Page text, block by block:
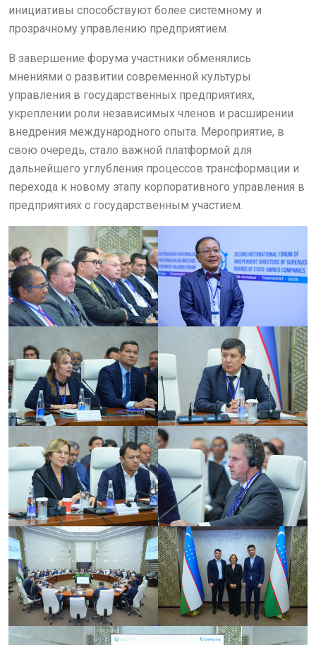
инициативы способствуют более системному и
прозрачному управлению предприятием.
В завершение форума участники обменялись
мнениями о развитии современной культуры
управления в государственных предприятиях,
укреплении роли независимых членов и расширении
внедрения международного опыта. Мероприятие, в
свою очередь, стало важной платформой для
дальнейшего углубления процессов трансформации и
перехода к новому этапу корпоративного управления в
предприятиях с государственным участием.